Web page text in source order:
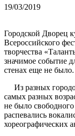
19/03/2019
Городской Дворец
Всероссийского
творчества
значимое событие
стенах еще не было.
Из разных
самых разных
не было
распевались
хореографических